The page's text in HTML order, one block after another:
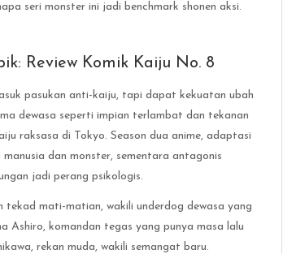
seri monster ini jadi benchmark shonen aksi.
Review Komik Kaiju No. 8
pasukan anti-kaiju, tapi dapat kekuatan ubah
dewasa seperti impian terlambat dan tekanan
raksasa di Tokyo. Season dua anime, adaptasi
dan monster, sementara antagonis
jadi perang psikologis.
mati-matian, wakili underdog dewasa yang
komandan tegas yang punya masa lalu
rekan muda, wakili semangat baru.